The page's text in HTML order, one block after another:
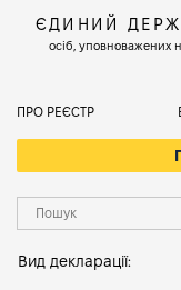
ЄДИНИЙ
осіб, уповноважених
ПРО РЕЄСТР
Вид декларації: